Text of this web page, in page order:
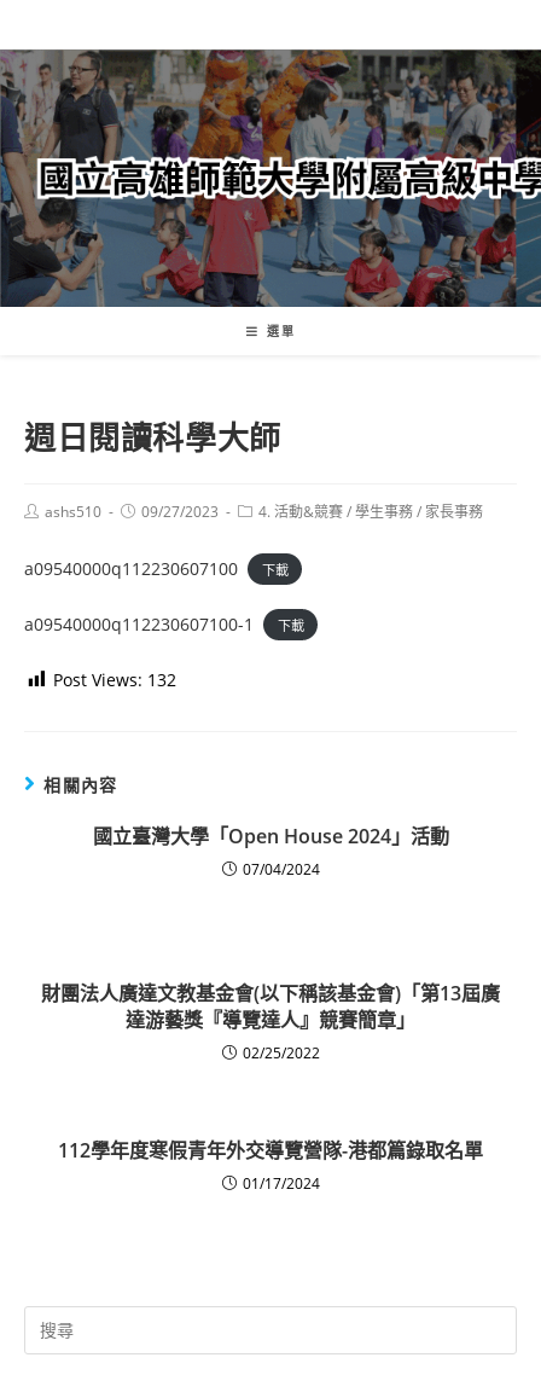
轉
至
主
內
容
選單
週日閱讀科學大師
Postashs510
Post09/27/2023
Post4. 活動&競賽/學生事務/ 家長事務
a09540000q112230607100 下載
a09540000q112230607100-1 下載
Post Views: 132
相關內容
國立臺灣大學「Open House 2024」活動
07/04/2024
財團法人廣達文教基金會(以下稱該基金會)「第13屆廣
達游藝獎『導覽達人』競賽簡章」
02/25/2022
112學年度寒假青年外交導覽營隊-港都篇錄取名單
01/17/2024
Search
for: